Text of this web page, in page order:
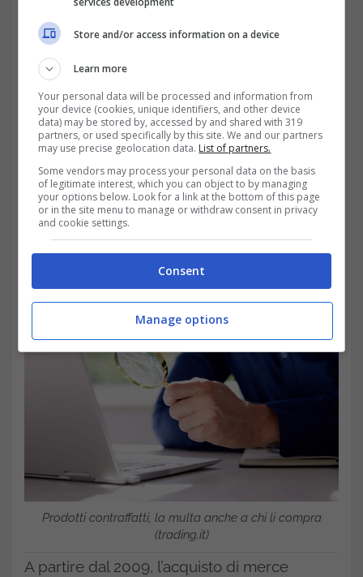
A renderlo così forte anche il fatto che,
proponendo dei capi apparentemente di
lusso a prezzi stracciati, la clientela non
riesce a resistere alla tentazione
dell’acquisto e favorisce quindi
l’ampliamento di questo tipo di mercato.
Comprando prodotti del genere, però,si
rischia anche molto: così come produrre e
vendere prodotti falsi è reato, lo è anche
Prodotti contraffatti, la multa anche a chi li compra
(trading.it)
A partire dal 2009, l’acquisto di merce
Store and/or access information on a device
Learn more
Your personal data will be processed and information from
your device (cookies, unique identifiers, and other device
data) may be stored by, accessed by and shared with 319
partners, or used specifically by this site. We and our partners
may use precise geolocation data. List of partners.
Some vendors may process your personal data on the basis
of legitimate interest, which you can object to by managing
your options below. Look for a link at the bottom of this page
or in the site menu to manage or withdraw consent in privacy
and cookie settings.
Consent
Manage options